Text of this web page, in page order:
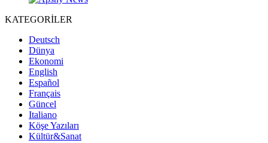
KATEGORİLER
Deutsch
Dünya
Ekonomi
English
Español
Français
Güncel
Italiano
Köşe Yazıları
Kültür&Sanat